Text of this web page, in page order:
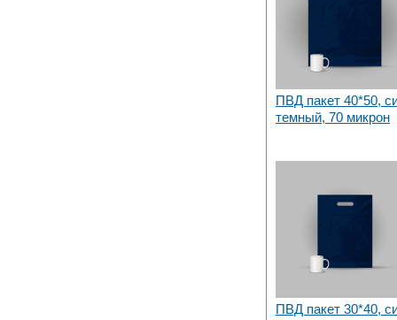
ПВД пакет 40*50,
темный, 70 микрон
ПВД пакет 30*40,